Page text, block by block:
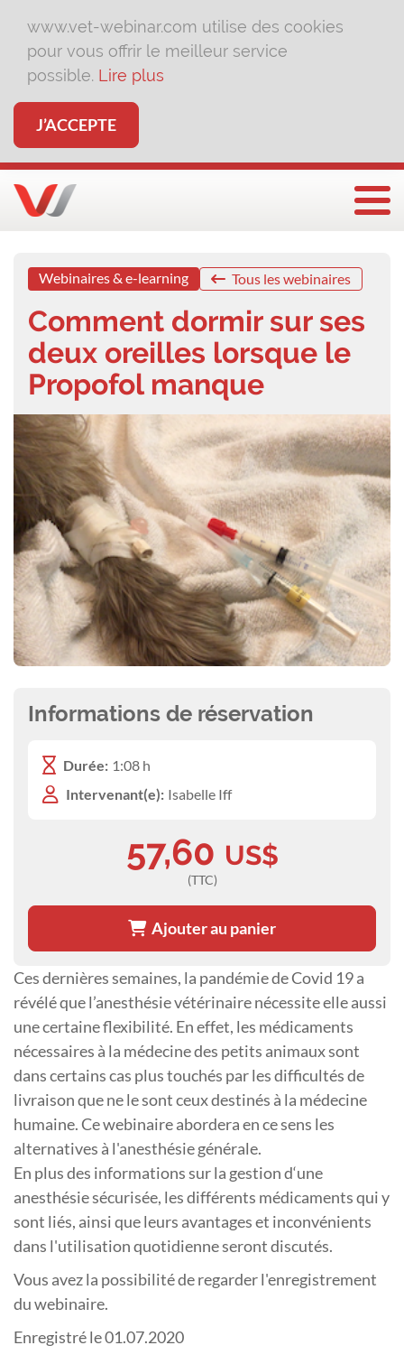
www.vet-webinar.com utilise des cookies
pour vous offrir le meilleur service
possible. Lire plus
J’ACCEPTE
Webinaires & e-learning Tous les webinaires
Comment dormir sur ses
deux oreilles lorsque le
Propofol manque
Ces dernières semaines, la pandémie de Covid 19 a
révélé que l’anesthésie vétérinaire nécessite elle aussi
une certaine flexibilité. En effet, les médicaments
nécessaires à la médecine des petits animaux sont
dans certains cas plus touchés par les difficultés de
livraison que ne le sont ceux destinés à la médecine
humaine. Ce webinaire abordera en ce sens les
alternatives à l'anesthésie générale.
En plus des informations sur la gestion d‘une
anesthésie sécurisée, les différents médicaments qui y
sont liés, ainsi que leurs avantages et inconvénients
dans l'utilisation quotidienne seront discutés.
Vous avez la possibilité de regarder l'enregistrement
du webinaire.
Enregistré le 01.07.2020
Informations de réservation
Durée: 1:08 h
Intervenant(e): Isabelle Iff
57,60 US$
(TTC)
Ajouter au panier